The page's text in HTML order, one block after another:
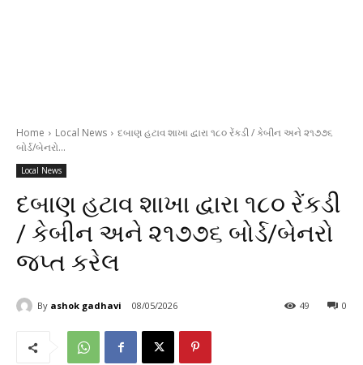
Home Local News
દબાણ હટાવ શાખા દ્વારા ૧૮૦ રેંકડી / કેબીન અને ૨૧૭૭૬
બોર્ડ/બેનરો...
Local News
દબાણ હટાવ શાખા દ્વારા ૧૮૦ રેંકડી
/ કેબીન અને ૨૧૭૭૬ બોર્ડ/બેનરો
જપ્ત કરેલ
By ashok gadhavi 08/05/2026 0
49